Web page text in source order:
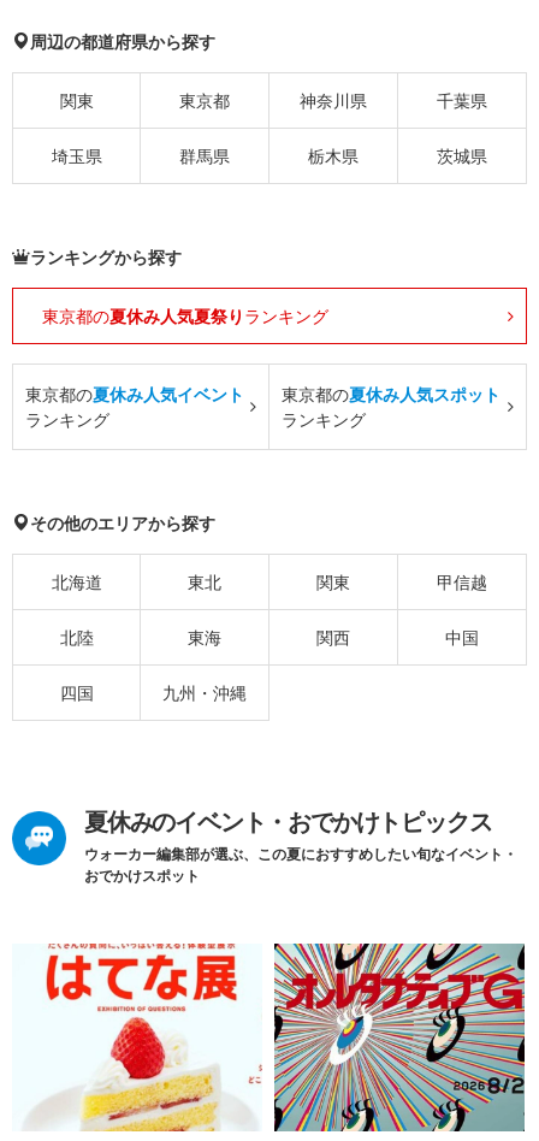
周辺の都道府県から探す
関東 東京都 神奈川県 千葉県
埼玉県 群馬県 栃木県 茨城県
ランキングから探す
東京都の夏休み人気夏祭り ランキング
東京都の夏休み人気イベント
ランキング
東京都の夏休み人気スポット
ランキング
その他のエリアから探す
北海道 東北 関東 甲信越
北陸 東海 関西 中国
四国 九州・沖縄
夏休みのイベント・おでかけトピックス
ウォーカー編集部が選ぶ、この夏におすすめしたい旬なイベント・
おでかけスポット